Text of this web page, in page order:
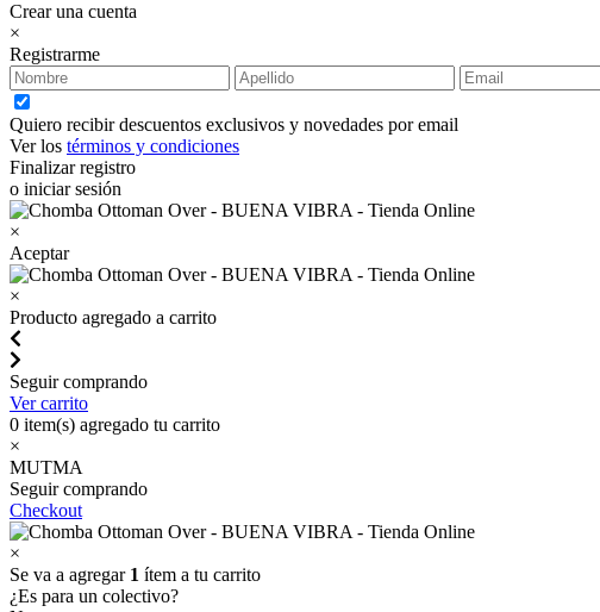
Crear una cuenta
×
Registrarme
Quiero recibir descuentos exclusivos y novedades por email
Ver los términos y condiciones
Finalizar registro
o iniciar sesión
×
Aceptar
×
Producto agregado a carrito
Seguir comprando
Ver carrito
0 item(s) agregado tu carrito
×
MUTMA
Seguir comprando
Checkout
×
Se va a agregar 1 ítem a tu carrito
¿Es para un colectivo?